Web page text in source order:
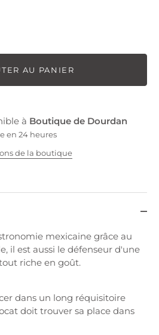
AU PANIER
à Boutique de Dourdan
en 24 heures
de la boutique
mexicaine grâce au
il est aussi le défenseur d'une
riche en goût.
dans un long réquisitoire
doit trouver sa place dans